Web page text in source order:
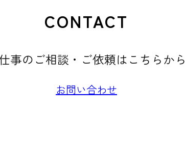
CONTACT
事のご相談・ご依頼はこちらから
お問い合わせ